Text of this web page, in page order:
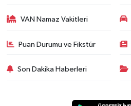
VAN Namaz Vakitleri
Puan Durumu ve Fikstür
Son Dakika Haberleri